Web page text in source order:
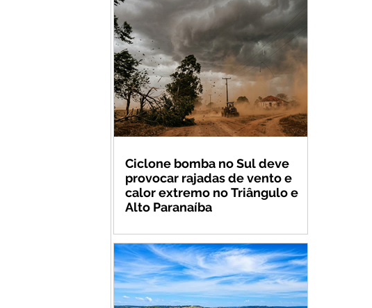
Ciclone bomba no Sul deve
provocar rajadas de vento e
calor extremo no Triângulo e
Alto Paranaíba